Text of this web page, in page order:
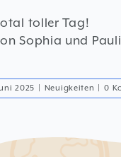
toller Tag!
Sophia und
2025 Neuigkeiten 0